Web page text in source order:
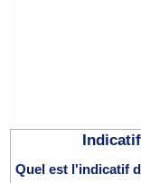
Quel est l'indicatif